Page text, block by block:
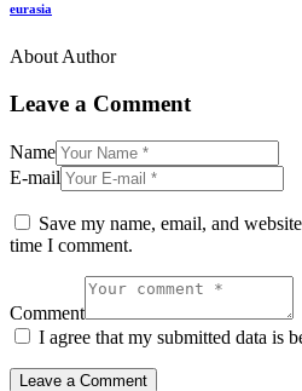
eurasia
About Author
Leave a Comment
Name
E-mail
Save my name, email, and
time I comment.
Comment
I agree that my submitted data is